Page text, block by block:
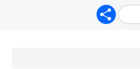
Share